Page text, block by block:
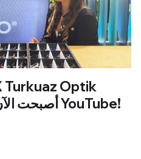
أصبحت الآن متاحة على قناتنا على YouTube!